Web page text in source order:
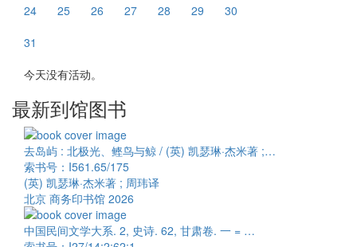
24
25 26 27 28 29
30
31
今天没有活动。
最新到馆图书
去岛屿 : 北极光、鲣鸟与鲸 / (英) 凯瑟琳·杰米著 ;…
索书号：I561.65/175
(英) 凯瑟琳·杰米著 ; 周玮译
北京 商务印书馆 2026
中国民间文学大系. 2, 史诗. 62, 甘肃卷. 一 = …